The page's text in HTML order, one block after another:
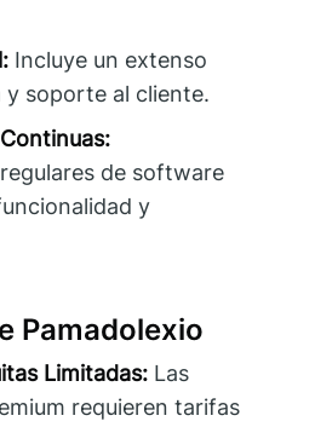
Incluye un extenso
y soporte al cliente.
de software
y
Pamadolexio
Limitadas: Las
requieren tarifas